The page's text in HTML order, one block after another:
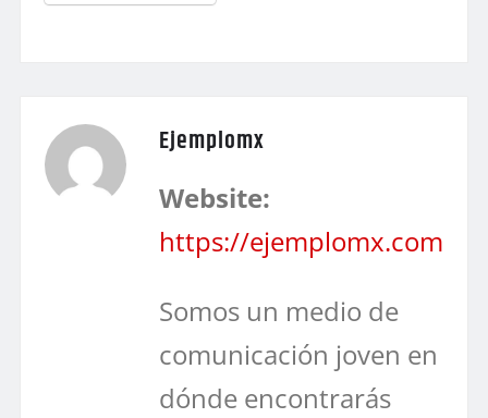
Ejemplomx
Website:
https://ejemplomx.com
Somos un medio de
comunicación joven en
dónde encontrarás